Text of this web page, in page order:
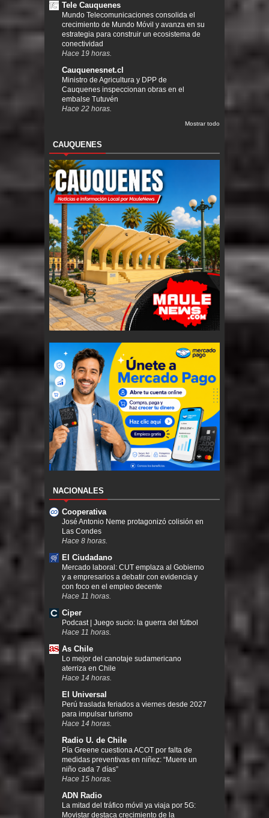
Tele Cauquenes
Mundo Telecomunicaciones consolida el
crecimiento de Mundo Móvil y avanza en su
estrategia para construir un ecosistema de
conectividad
Hace 19 horas.
Cauquenesnet.cl
Ministro de Agricultura y DPP de
Cauquenes inspeccionan obras en el
embalse Tutuvén
Hace 22 horas.
Mostrar todo
CAUQUENES
NACIONALES
Cooperativa
José Antonio Neme protagonizó colisión en
Las Condes
Hace 8 horas.
El Ciudadano
Mercado laboral: CUT emplaza al Gobierno
y a empresarios a debatir con evidencia y
con foco en el empleo decente
Hace 11 horas.
Ciper
Podcast | Juego sucio: la guerra del fútbol
Hace 11 horas.
As Chile
Lo mejor del canotaje sudamericano
aterriza en Chile
Hace 14 horas.
El Universal
Perú traslada feriados a viernes desde 2027
para impulsar turismo
Hace 14 horas.
Radio U. de Chile
Pía Greene cuestiona ACOT por falta de
medidas preventivas en niñez: “Muere un
niño cada 7 días”
Hace 15 horas.
ADN Radio
La mitad del tráfico móvil ya viaja por 5G:
Movistar destaca crecimiento de la